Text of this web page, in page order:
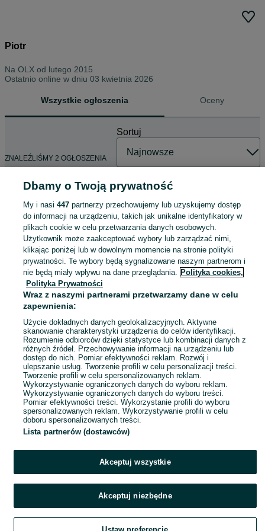
Piotr
Na OLX od lutego 2015
Ostatnio online w dniu 03 kwietnia 2026
Wszystkie ogłoszenia Oceny
ZNALEŹLIŚMY 2 OGŁOSZENIA
Sortuj
Części bmw Silnik N47 184km
100 zł
107 zł z Pakietem Ochronnym
Konradów-Kolonia Kaszubska
13 lipca 2026
250 zł
264 zł z Pakietem Ochronnym
Konradów-Kolonia Kaszubska
13 lipca 2026
Dbamy o Twoją prywatność
My i nasi 447partnerzy przechowujemy lub uzyskujemy dostęp
do informacji na urządzeniu, takich jak unikalne identyfikatory w
plikach cookie w celu przetwarzania danych osobowych.
Użytkownik może zaakceptować wybory lub zarządzać nimi,
klikając poniżej lub w dowolnym momencie na stronie polityki
prywatności. Te wybory będą sygnalizowane naszym partnerom i
nie będą miały wpływu na dane przeglądania. Polityka cookies,
Polityka Prywatności
Wraz z naszymi partnerami przetwarzamy dane w celu
zapewnienia:
Użycie dokładnych danych geolokalizacyjnych. Aktywne
skanowanie charakterystyki urządzenia do celów identyfikacji.
Rozumienie odbiorców dzięki statystyce lub kombinacji danych z
różnych źródeł. Przechowywanie informacji na urządzeniu lub
dostęp do nich. Pomiar efektywności reklam. Rozwój i
ulepszanie usług. Tworzenie profili w celu personalizacji treści.
Tworzenie profili w celu spersonalizowanych reklam.
Wykorzystywanie ograniczonych danych do wyboru reklam.
Wykorzystywanie ograniczonych danych do wyboru treści.
Pomiar efektywności treści. Wykorzystanie profili do wyboru
spersonalizowanych reklam. Wykorzystywanie profili w celu
doboru spersonalizowanych treści.
Lista partnerów (dostawców)
Akceptuj wszystkie
Akceptuj niezbędne